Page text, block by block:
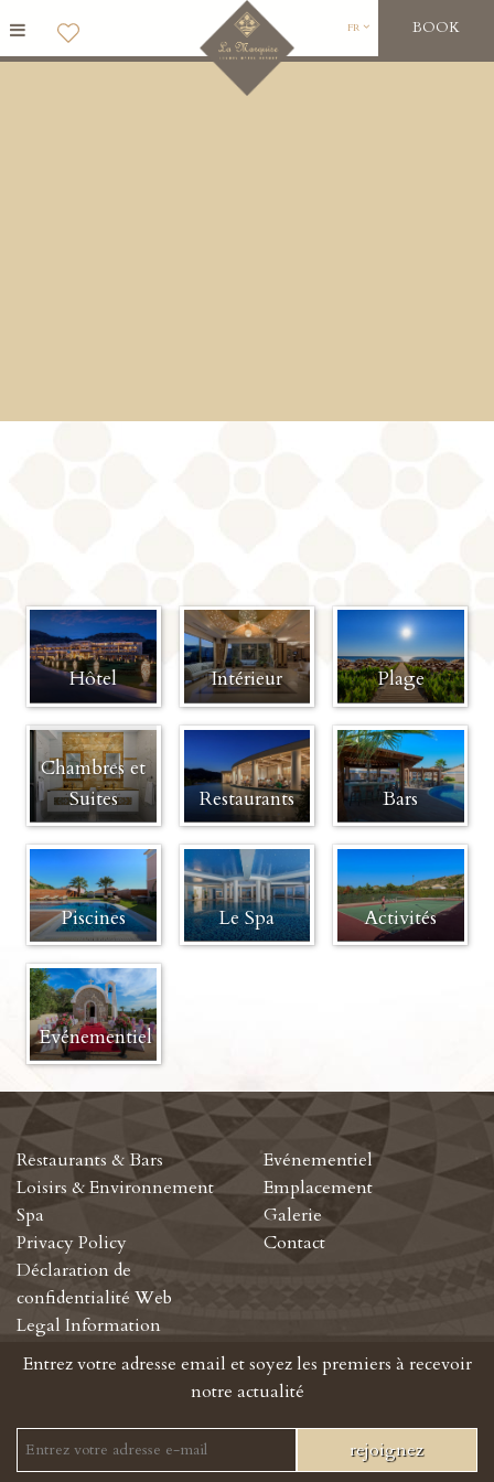
BOOK
FR
Hôtel Intérieur Plage
Chambres et
Suites
+
Restaurants
+
Bars
Piscines
+
Le Spa
+
Activités
Evénementiel
+
Restaurants & Bars
Loisirs & Environnement
Spa
Privacy Policy
Déclaration de
confidentialité Web
Legal Information
Evénementiel
Emplacement
Galerie
Contact
Entrez votre adresse email et soyez les premiers à recevoir
notre actualité
rejoignez